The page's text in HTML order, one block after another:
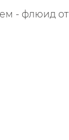
- флюид от